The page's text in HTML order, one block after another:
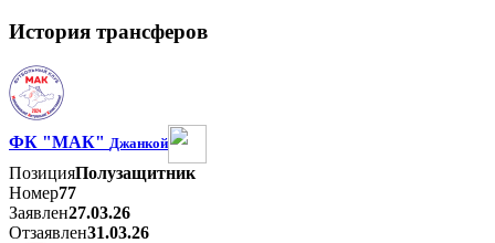
История трансферов
ФК "МАК" Джанкой
ПозицияПолузащитник
Номер77
Заявлен27.03.26
Отзаявлен31.03.26